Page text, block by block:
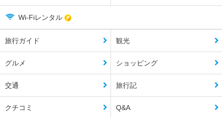
Wi-Fiレンタル
旅行ガイド 観光
グルメ ショッピング
交通 旅行記
クチコミ Q&A